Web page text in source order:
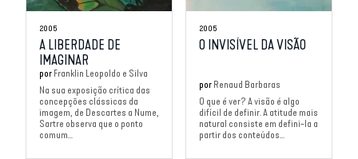
2005
A LIBERDADE DE
IMAGINAR
por Franklin Leopoldo e Silva
Na sua exposição crítica das
concepções clássicas da
imagem, de Descartes a Nume,
Sartre observa que o ponto
comum...
2005
O INVISÍVEL DA VISÃO
por Renaud Barbaras
O que é ver? A visão é algo
difícil de definir. A atitude mais
natural consiste em defini-la a
partir dos conteúdos...